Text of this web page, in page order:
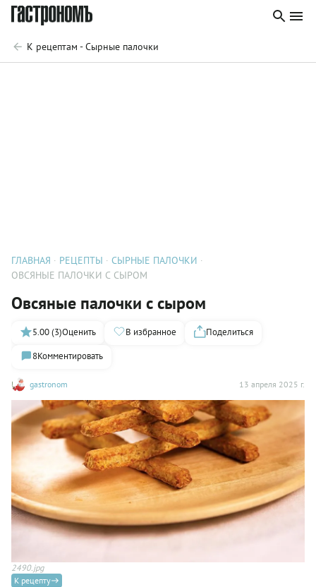
К рецептам - Сырные палочки
ГЛАВНАЯ РЕЦЕПТЫ
СЫРНЫЕ ПАЛОЧКИ
ОВСЯНЫЕ ПАЛОЧКИ С СЫРОМ
Овсяные палочки с сыром
gastronom 13 апреля 2025 г.
5.00 (3)Оценить В избранное
Поделиться
8Комментировать
2490.jpg
К рецепту